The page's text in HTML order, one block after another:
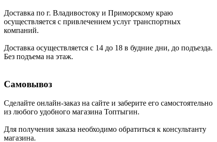
Доставка по г. Владивостоку и Приморскому краю
осуществляется с привлечением услуг транспортных
компаний.
Доставка осуществляется с 14 до 18 в будние дни, до подъезда.
Без подъема на этаж.
Самовывоз
Сделайте онлайн-заказ на сайте и заберите его самостоятельно
из любого удобного магазина Топтыгин.
Для получения заказа необходимо обратиться к консультанту
магазина.